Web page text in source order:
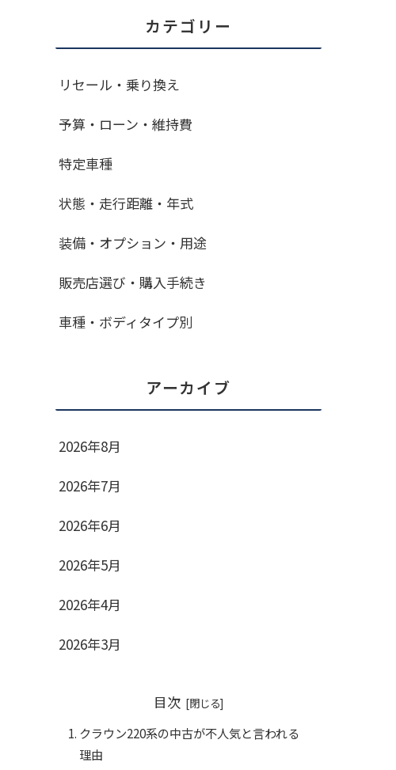
カテゴリー
リセール・乗り換え
予算・ローン・維持費
特定車種
状態・走行距離・年式
装備・オプション・用途
販売店選び・購入手続き
車種・ボディタイプ別
アーカイブ
2026年8月
2026年7月
2026年6月
2026年5月
2026年4月
2026年3月
目次
クラウン220系の中古が不人気と言われる
理由